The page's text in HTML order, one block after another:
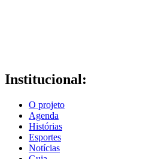
Institucional:
O projeto
Agenda
Histórias
Esportes
Notícias